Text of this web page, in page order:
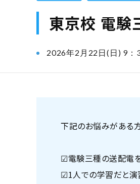
東京校 電験
2026年2月22日(日) 9：
下記のお悩みがある
☑電験三種の送配電
☑1人での学習だと